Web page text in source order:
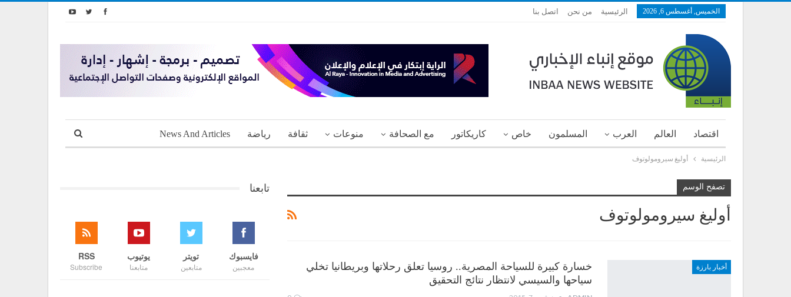
الخميس, أغسطس 6, 2026 الرئيسية من نحن اتصل بنا
اقتصاد العالم العرب المسلمون خاص كاريكاتور مع الصحافة منوعات ثقافة رياضة News And Articles
الرئيسية أوليغ سيرومولوتوف
تصفح الوسم
أوليغ سيرومولوتوف
أخبار بارزة
خسارة كبيرة للسياحة المصرية.. روسيا تعلق رحلاتها وبريطانيا تخلي
سياحها والسيسي لانتظار نتائج التحقيق
تابعنا
فايسبوك
معجبين
تويتر
متابعين
يوتيوب
متابعنا
RSS
Subscribe